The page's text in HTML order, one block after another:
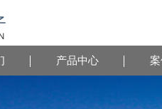
产品中心